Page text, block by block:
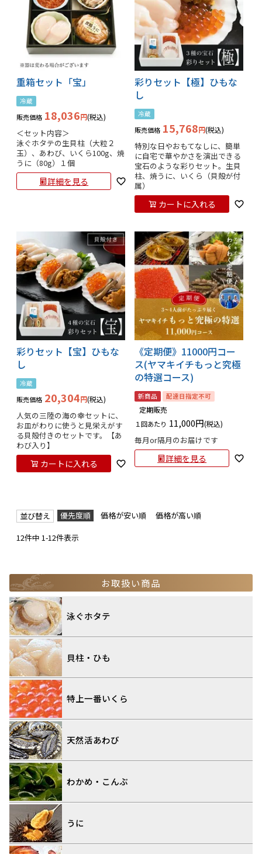
重箱セット「宝」
冷蔵
販売価格 18,036 税込
＜セット内容＞
泳ぐホタテの生貝柱（大粒２
玉）、あわび、いくら100g、焼
うに（80g）１個
詳細を見る
彩りセット【極】ひもな
し
冷蔵
販売価格 15,768 税込
特別な日やおもてなしに、簡単
に自宅で華やかさを演出できる
宝石のような彩りセット。生貝
柱、焼うに、いくら（貝殻が付
属）
カートに入れる
彩りセット【宝】ひもな
し
冷蔵
販売価格 20,304 税込
人気の三陸の海の幸セットに、
お皿がわりに使うと見栄えがす
る貝殻付きのセットです。【あ
わび入り】
カートに入れる
《定期便》11000円コー
ス(ヤマキイチもっと究極
の特選コース)
新商品 配達日指定不可
定期販売
１回あたり 11,000 税込
毎月or隔月のお届けです
詳細を見る
並び替え 優先度順 価格が安い順
価格が高い順
12件中 1-12件表示
お取扱い商品
泳ぐホタテ
貝柱・ひも
特上一番いくら
天然活あわび
わかめ・こんぶ
うに